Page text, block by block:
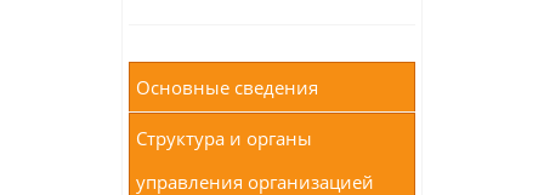
Основные сведения
Структура и органы
управления организацией